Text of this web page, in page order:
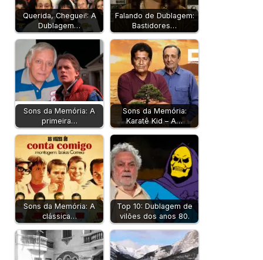
Querida, Cheguei!: A
Dublagem…
Falando de Dublagem:
Bastidores…
Sons da Memória: A
primeira…
Sons da Memória:
Karatê Kid – A…
Sons da Memória: A
clássica…
Top 10: Dublagem de
vilões dos anos 80.